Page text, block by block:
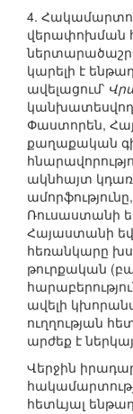
4.
վերափոխման
կարելի է
ավելացում՝
Փաստորեն,
քաղաքական
ակնհայտ
Ռուսաստանի
Հայաստանի
հեռանկարը
թուրքական
ավելի
ուղղության
արժեք է
Վերջին
հետևյալ